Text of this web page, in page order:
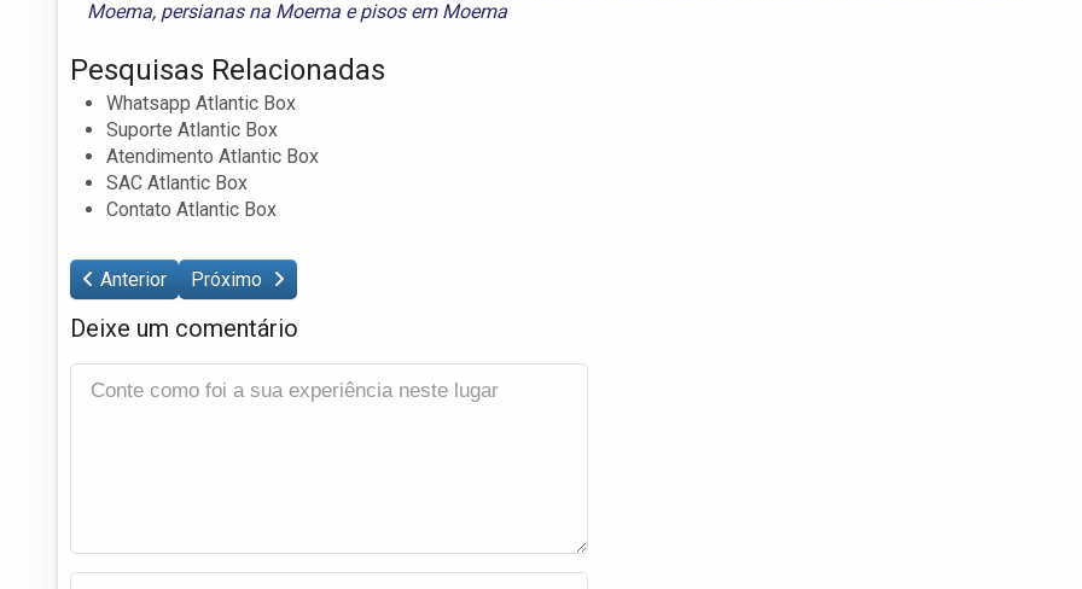
Moema, persianas na Moema episos em Moema
Pesquisas Relacionadas
Whatsapp Atlantic Box
Suporte Atlantic Box
Atendimento Atlantic Box
SAC Atlantic Box
Contato Atlantic Box
Anterior Próximo
Deixe um comentário